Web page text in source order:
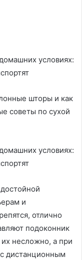
шторы и как
советы по сухой
и
отлично
подоконник
несложно, а при
дистанционным